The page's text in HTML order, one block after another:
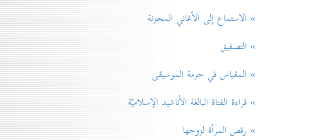
» الاستماع إلى الأغاني المحزنة
» التصفيق
» المقياس في حرمة الموسيقی
» قراءة الفتاة البالغة الأناشيد الإسلاميّة
» رقص المرأة لزوجها